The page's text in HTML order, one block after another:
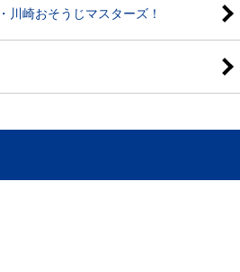
崎おそうじマスターズ！